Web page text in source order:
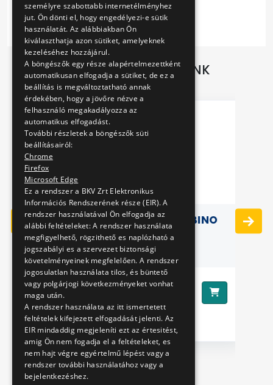
Tulajdonságok
TOVÁBBI AJÁNLATAINK
FA KULCSTARTÓ - COMBINO
VILLAMOS
Ár:1690 Ft
személyre szabottabb internetélményhez
jut. Ön dönti el, hogy engedélyezi-e sütik
használatát. Az alábbiakban Ön
kiválaszthatja azon sütiket, amelyeknek
kezeléséhez hozzájárul.
A böngészők egy része alapértelmezettként
automatikusan elfogadja a sütiket, de ez a
beállítás is megváltoztatható annak
érdekében, hogy a jövőre nézve a
felhasználó megakadályozza az
automatikus elfogadást.
További részletek a böngészők süti
beállításairól:
Chrome
Firefox
Microsoft Edge
Ez a rendszer a BKV Zrt Elektronikus
Információs Rendszerének része (EIR). A
rendszer használatával Ön elfogadja az
alábbi feltételeket: A rendszer használata
megfigyelhető, rögzithető es naplózható a
jogszabályi es a szervezet biztonsági
követelményeinek megfelelően. A rendszer
jogosulatlan használata tilos, és büntető
vagy polgárjogi következményeket vonhat
maga után.
A rendszer használata az itt ismertetett
feltételek kifejezett elfogadását jelenti. Az
EIR mindaddig megjeleníti ezt az értesitést,
amig Ön nem fogadja el a feltételeket, es
nem hajt végre egyértelmű lépést vagy a
rendszer további használatához vagy a
bejelentkezéshez.